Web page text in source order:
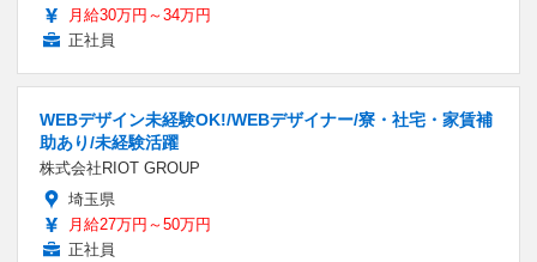
月給30万円～34万円
正社員
WEBデザイン未経験OK!/WEBデザイナー/寮・社宅・家賃補
助あり/未経験活躍
株式会社RIOT GROUP
埼玉県
月給27万円～50万円
正社員